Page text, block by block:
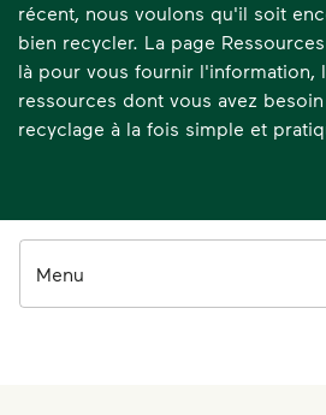
récent, nous voulons qu'il soit
bien recycler. La page
là pour vous fournir l'information,
ressources dont vous avez
recyclage à la fois simple et
Menu